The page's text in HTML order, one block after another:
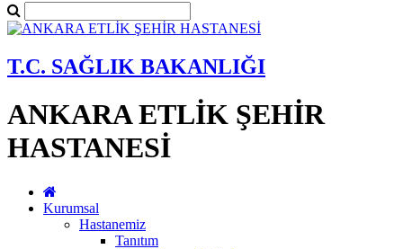
T.C. SAĞLIK BAKANLIĞI
ANKARA ETLİK ŞEHİR
HASTANESİ
Kurumsal
Hastanemiz
Tanıtım